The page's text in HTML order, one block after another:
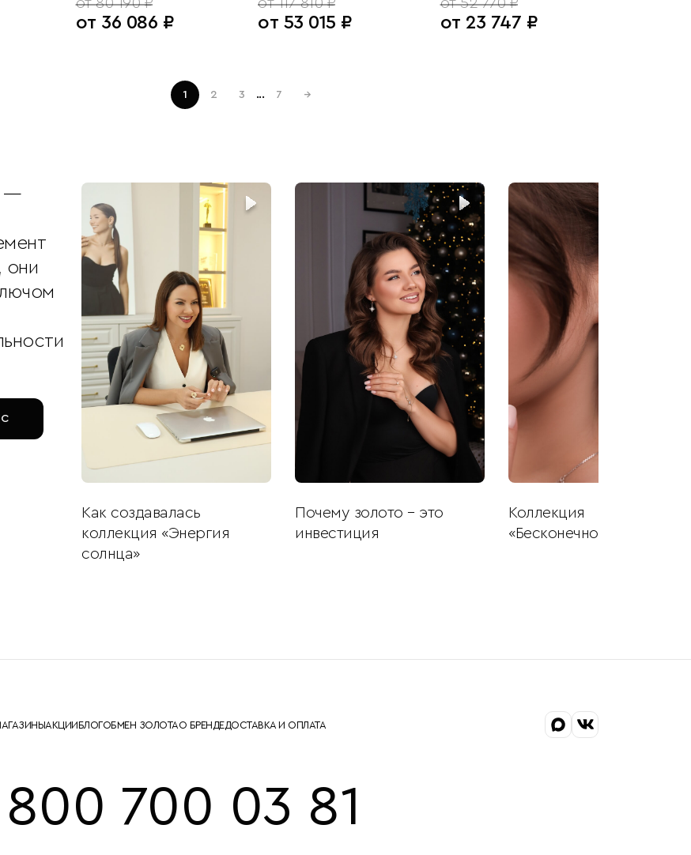
от 36 086 ₽ от 53 015 ₽ от 23 747 ₽
1 2 3 ... 7 →
—
они
Как создавалась
коллекция «Энергия
солнца»
Почему золото – это
инвестиция
Коллекция
«Бесконечность»
АКЦИИБЛОГОБМЕН ЗОЛОТАО БРЕНДЕДОСТАВКА И ОПЛАТА
700 03 81